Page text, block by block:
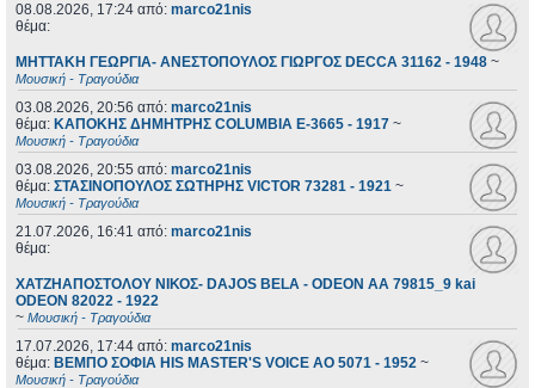
08.08.2026, 17:24 από: marco21nis
θέμα:
ΜΗΤΤΑΚΗ ΓΕΩΡΓΙΑ- ΑΝΕΣΤΟΠΟΥΛΟΣ ΓΙΩΡΓΟΣ DECCA 31162 - 1948 ~
Μουσική - Τραγούδια
03.08.2026, 20:56 από: marco21nis
θέμα: ΚΑΠΟΚΗΣ ΔΗΜΗΤΡΗΣ COLUMBIA E-3665 - 1917 ~
Μουσική - Τραγούδια
03.08.2026, 20:55 από: marco21nis
θέμα: ΣΤΑΣΙΝΟΠΟΥΛΟΣ ΣΩΤΗΡΗΣ VICTOR 73281 - 1921 ~
Μουσική - Τραγούδια
21.07.2026, 16:41 από: marco21nis
θέμα:
ΧΑΤΖΗΑΠΟΣΤΟΛΟΥ ΝΙΚΟΣ- DAJOS BELA - ODEON AA 79815_9 kai
ODEON 82022 - 1922
~ Μουσική - Τραγούδια
17.07.2026, 17:44 από: marco21nis
θέμα: ΒΕΜΠΟ ΣΟΦΙΑ HIS MASTER'S VOICE AO 5071 - 1952 ~
Μουσική - Τραγούδια